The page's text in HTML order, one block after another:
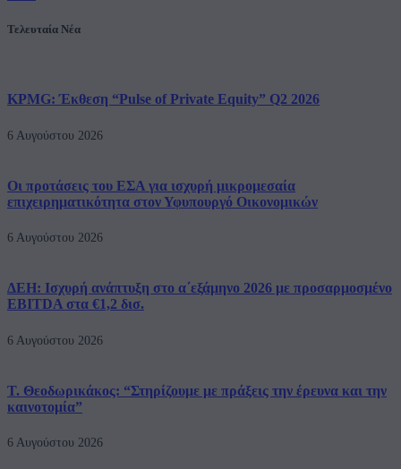
Τελευταία Νέα
KPMG: Έκθεση “Pulse of Private Equity” Q2 2026
6 Αυγούστου 2026
Οι προτάσεις του ΕΣΑ για ισχυρή μικρομεσαία
επιχειρηματικότητα στον Υφυπουργό Οικονομικών
6 Αυγούστου 2026
ΔΕΗ: Ισχυρή ανάπτυξη στο α΄εξάμηνο 2026 με προσαρμοσμένο
EBITDA στα €1,2 δισ.
6 Αυγούστου 2026
Τ. Θεοδωρικάκος: “Στηρίζουμε με πράξεις την έρευνα και την
καινοτομία”
6 Αυγούστου 2026